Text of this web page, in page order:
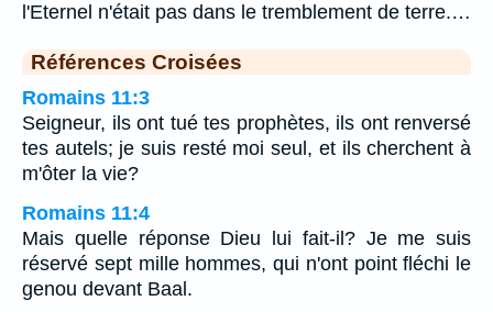
l'Eternel n'était pas dans le tremblement de terre.…
Références Croisées
Romains 11:3
Seigneur, ils ont tué tes prophètes, ils ont renversé
tes autels; je suis resté moi seul, et ils cherchent à
m'ôter la vie?
Romains 11:4
Mais quelle réponse Dieu lui fait-il? Je me suis
réservé sept mille hommes, qui n'ont point fléchi le
genou devant Baal.